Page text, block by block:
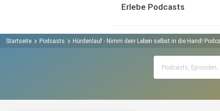
Erlebe Podcasts
Startseite Podcasts Hürdenlauf - Nimm dein Leben selbst in die Hand!